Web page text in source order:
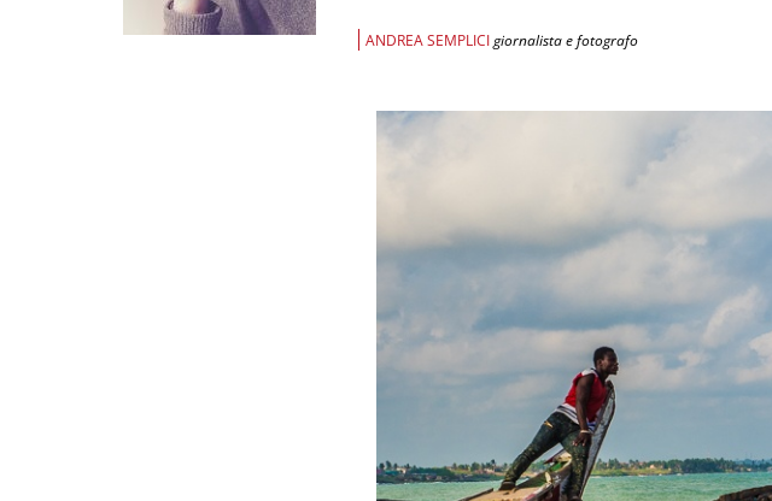
ANDREA SEMPLICIgiornalista e fotografo